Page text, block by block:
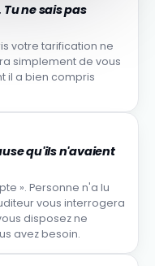
ne sais pas
votre tarification ne
simplement de vous
il a bien compris
qu'ils n'avaient
». Personne n'a lu
vous interrogera
disposez ne
avez besoin.